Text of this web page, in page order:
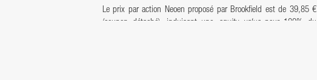
Le prix par action Neoen proposé par Brookfield est de 39,85 €
(coupon détaché), induisant une
equity valuepour 100% du